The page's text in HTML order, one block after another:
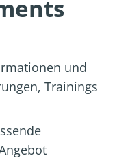
und
Trainings